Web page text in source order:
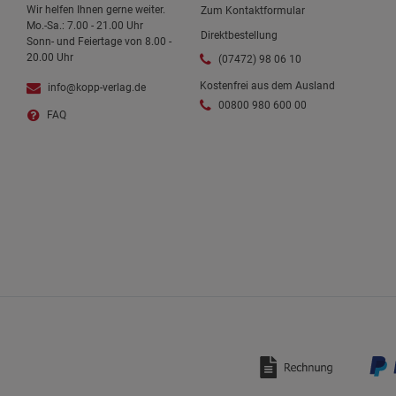
Wir helfen Ihnen gerne weiter.
Mo.-Sa.: 7.00 - 21.00 Uhr
Sonn- und Feiertage von 8.00 -
20.00 Uhr
info@kopp-verlag.de
FAQ
Zum Kontaktformular
Direktbestellung
(07472) 98 06 10
Kostenfrei aus dem Ausland
00800 980 600 00